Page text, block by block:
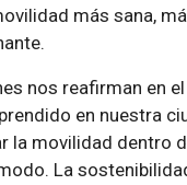
más sana,
nos reafirman en
en nuestra
la movilidad dentro
La